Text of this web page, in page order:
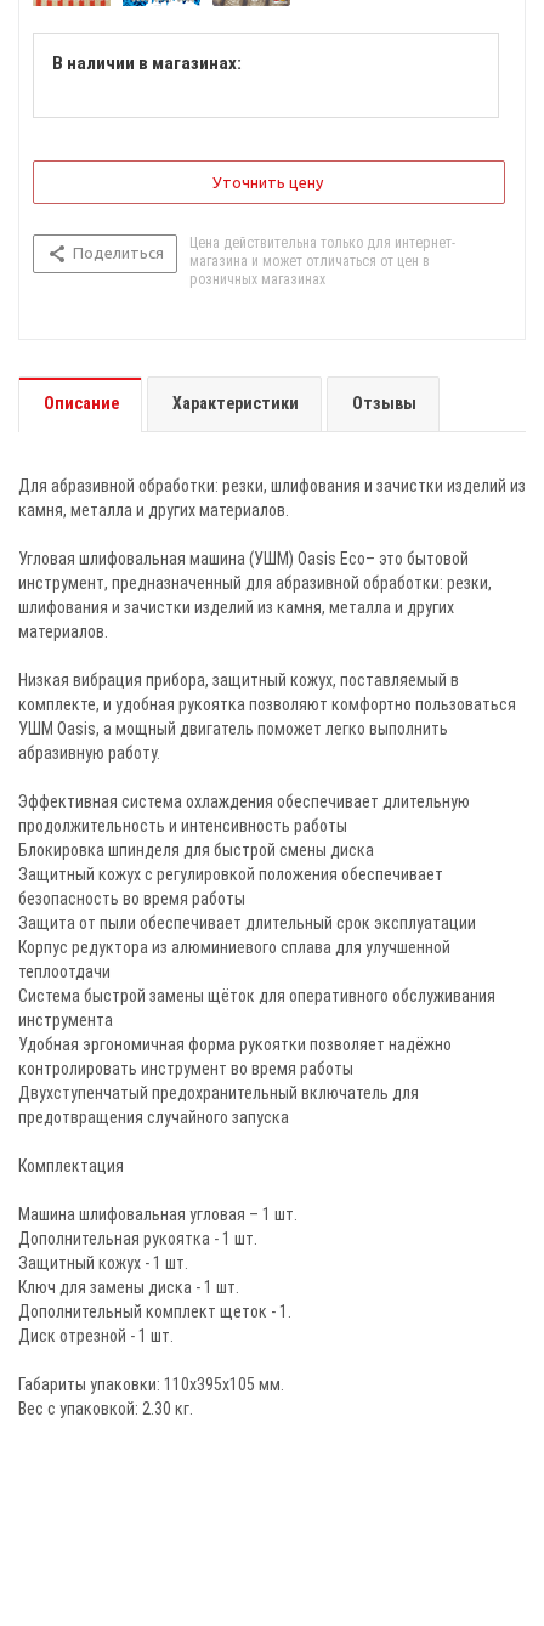
В наличии в магазинах:
Уточнить цену
Поделиться
Цена действительна только для интернет-
магазина и может отличаться от цен в
розничных магазинах
Описание Характеристики Отзывы
Для абразивной обработки: резки, шлифования и зачистки изделий из
камня, металла и других материалов.
Угловая шлифовальная машина (УШМ) Oasis Eco– это бытовой
инструмент, предназначенный для абразивной обработки: резки,
шлифования и зачистки изделий из камня, металла и других
материалов.
Низкая вибрация прибора, защитный кожух, поставляемый в
комплекте, и удобная рукоятка позволяют комфортно пользоваться
УШМ Oasis, а мощный двигатель поможет легко выполнить
абразивную работу.
Эффективная система охлаждения обеспечивает длительную
продолжительность и интенсивность работы
Блокировка шпинделя для быстрой смены диска
Защитный кожух с регулировкой положения обеспечивает
безопасность во время работы
Защита от пыли обеспечивает длительный срок эксплуатации
Корпус редуктора из алюминиевого сплава для улучшенной
теплоотдачи
Система быстрой замены щёток для оперативного обслуживания
инструмента
Удобная эргономичная форма рукоятки позволяет надёжно
контролировать инструмент во время работы
Двухступенчатый предохранительный включатель для
предотвращения случайного запуска
Комплектация
Машина шлифовальная угловая – 1 шт.
Дополнительная рукоятка - 1 шт.
Защитный кожух - 1 шт.
Ключ для замены диска - 1 шт.
Дополнительный комплект щеток - 1.
Диск отрезной - 1 шт.
Габариты упаковки: 110х395х105 мм.
Вес с упаковкой: 2.30 кг.